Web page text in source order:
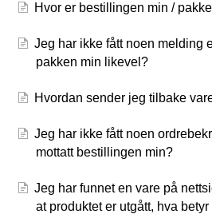
Hvor er bestillingen min /
Jeg har ikke fått noen melding
pakken min likevel?
Hvordan sender jeg tilbake
Jeg har ikke fått noen
mottatt bestillingen min?
Jeg har funnet en vare på
at produktet er utgått, hva betyr